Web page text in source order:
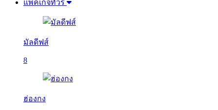
แพ็คเกจทัวร์
มัลดีฟส์
8
ฮ่องกง